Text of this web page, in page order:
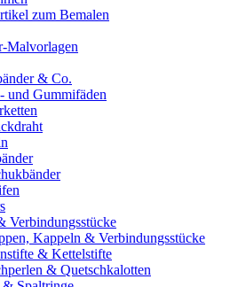
zum Bemalen
Malvorlagen
& Co.
und Gummifäden
Verbindungsstücke
Kappeln & Verbindungsstücke
& Kettelstifte
& Quetschkalotten